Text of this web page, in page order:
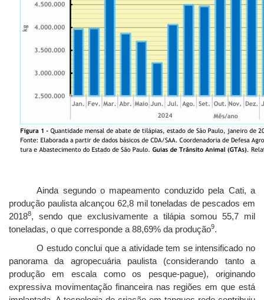
Ainda segundo o mapeamento conduzido pela Cati, a
produção paulista alcançou 62,8 mil toneladas de pescados em
20188, sendo que exclusivamente a tilápia somou 55,7 mil
toneladas, o que corresponde a 88,69% da produção9.
O estudo conclui que a atividade tem se intensificado no
panorama da agropecuária paulista (considerando tanto a
produção em escala como os pesque-pague), originando
expressiva movimentação financeira nas regiões em que está